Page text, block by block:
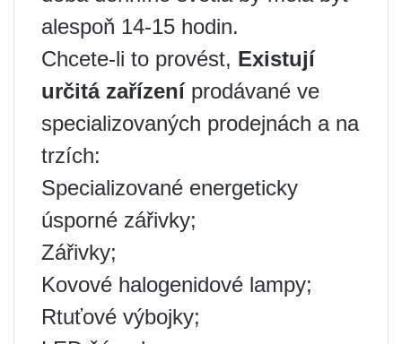
alespoň 14-15 hodin.
Chcete-li to provést, Existují
určitá zařízeníprodávané ve
specializovaných prodejnách a na
trzích:
Specializované energeticky
úsporné zářivky;
Zářivky;
Kovové halogenidové lampy;
Rtuťové výbojky;